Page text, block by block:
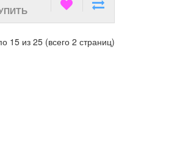
15 из 25 (всего 2 страниц)